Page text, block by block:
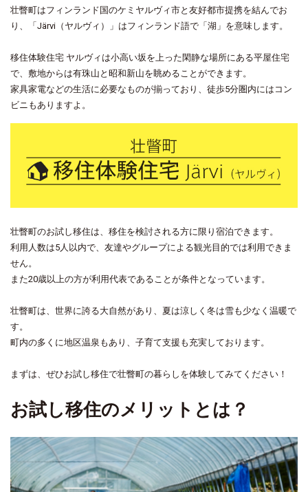
壮瞥町はフィンランド国のケミヤルヴィ市と友好都市提携を結んでお
り、「Järvi（ヤルヴィ）」はフィンランド語で「湖」を意味します。
移住体験住宅 ヤルヴィは小高い坂を上った閑静な場所にある平屋住宅
で、敷地からは有珠山と昭和新山を眺めることができます。
家具家電などの生活に必要なものが揃っており、徒歩5分圏内にはコン
ビニもありますよ。
壮瞥町のお試し移住は、移住を検討される方に限り宿泊できます。
利用人数は5人以内で、友達やグループによる観光目的では利用できま
せん。
また20歳以上の方が利用代表であることが条件となっています。
壮瞥町は、世界に誇る大自然があり、夏は涼しく冬は雪も少なく温暖で
す。
町内の多くに地区温泉もあり、子育て支援も充実しております。
まずは、ぜひお試し移住で壮瞥町の暮らしを体験してみてください！
お試し移住のメリットとは？